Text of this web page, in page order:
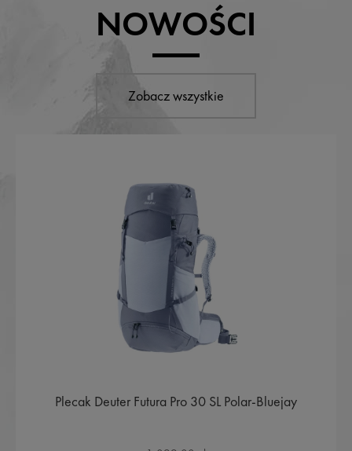
NOWOŚCI
Zobacz wszystkie
Plecak Deuter Futura Pro 30 SL Polar-Bluejay